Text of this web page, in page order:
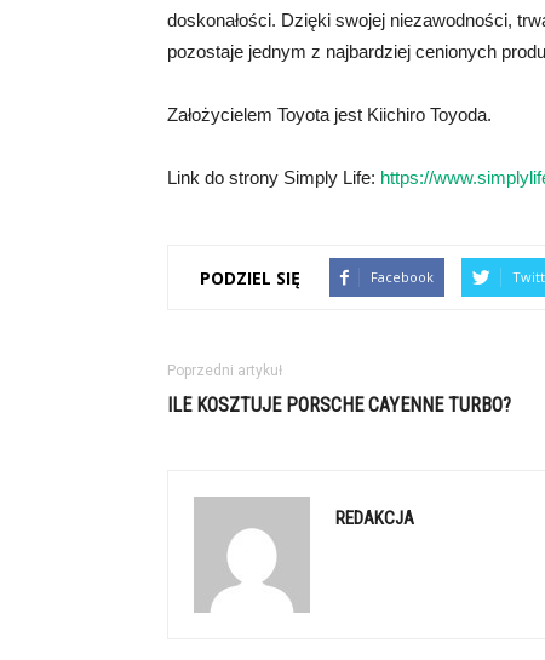
doskonałości. Dzięki swojej niezawodności,
pozostaje jednym z najbardziej cenionych
Założycielem Toyota jest Kiichiro Toyoda.
Link do strony Simply Life: https://
PODZIEL SIĘ Facebook
Poprzedni artykuł
ILE KOSZTUJE PORSCHE CAYENNE TURBO?
REDAKCJA